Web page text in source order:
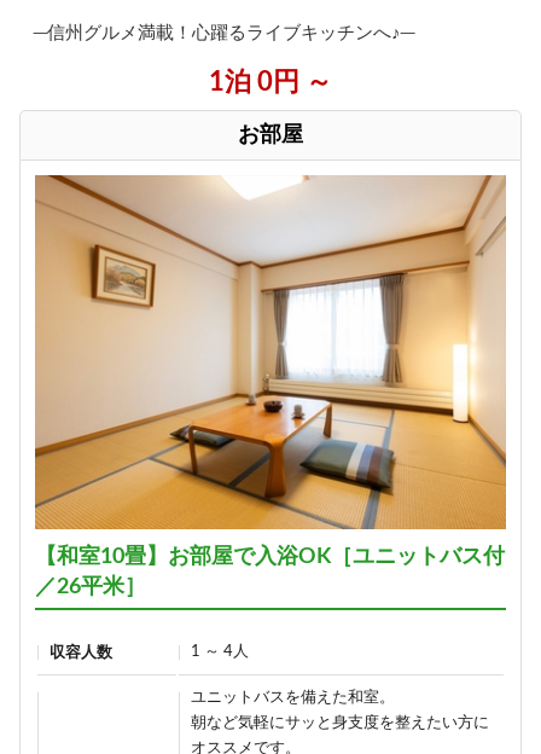
─信州グルメ満載！心躍るライブキッチンへ♪─
1泊 0円 ～
お部屋
【和室10畳】お部屋で入浴OK［ユニットバス付
／26平米］
収容人数 1 ～ 4人
ユニットバスを備えた和室。
朝など気軽にサッと身支度を整えたい方に
オススメです。